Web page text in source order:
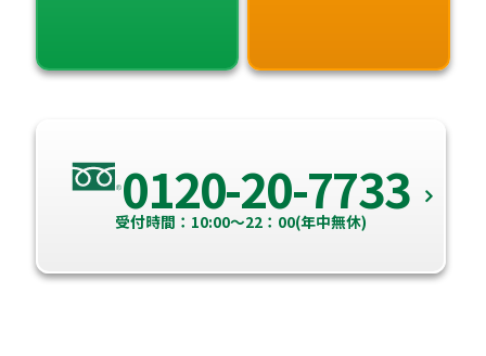
0120-20-7733
受付時間：10:00～22：00(年中無休)